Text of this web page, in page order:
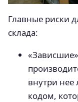
Главные риски
склада:
внутри нее
кодом,